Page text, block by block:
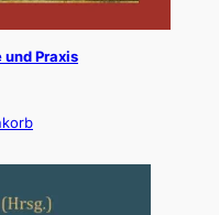
und Praxis